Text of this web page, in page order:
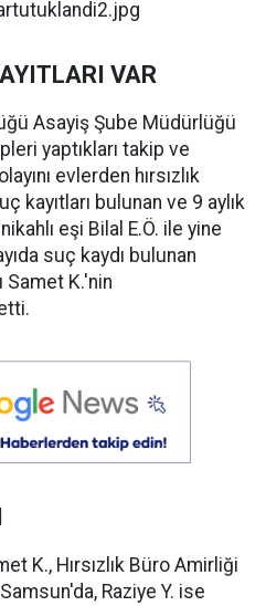
VAR
Asayiş Şube Müdürlüğü
yaptıkları takip ve
evlerden hırsızlık
kayıtları bulunan ve 9 aylık
eşi Bilal E.Ö. ile yine
suç kaydı bulunan
Samet K.'nin
K., Hırsızlık Büro Amirliği
Raziye Y. ise